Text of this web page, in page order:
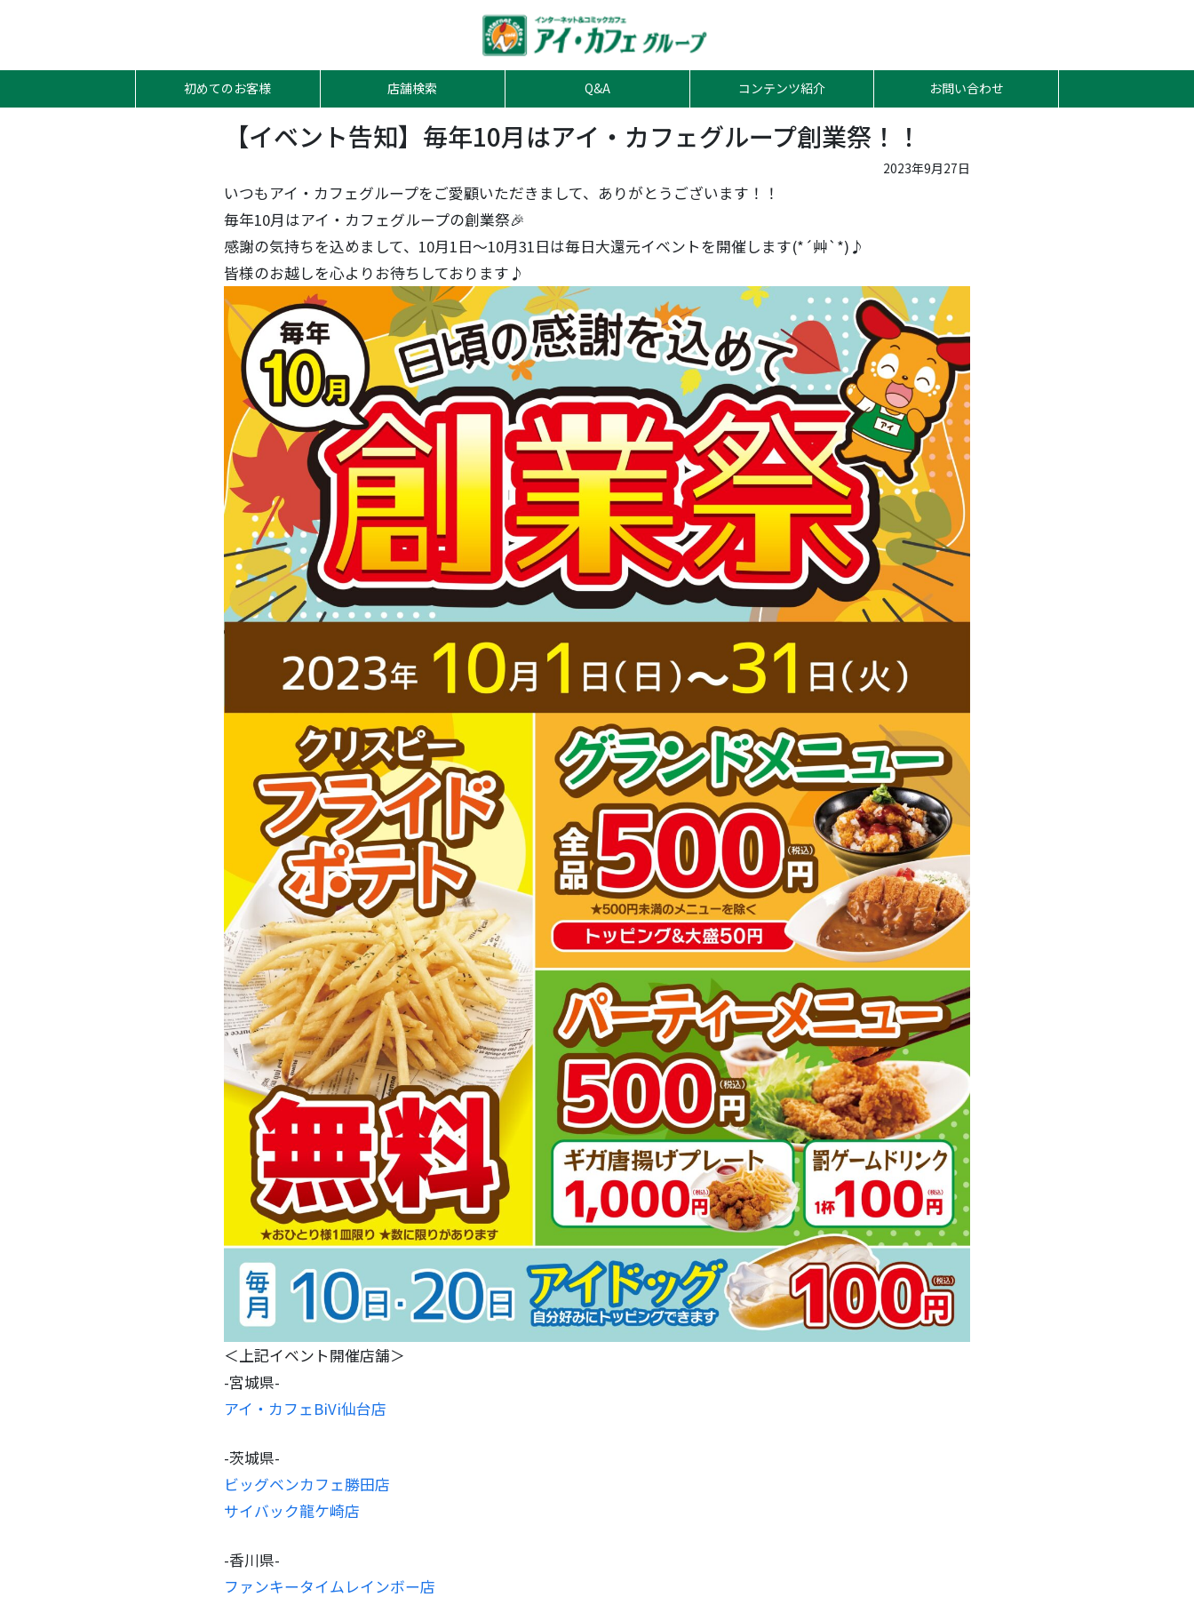
初めてのお客様 店舗検索 Q&A コンテンツ紹介 お問い合わせ
【イベント告知】毎年10月はアイ・カフェグループ創業祭！！
2023年9月27日
いつもアイ・カフェグループをご愛顧いただきまして、ありがとうございます！！
毎年10月はアイ・カフェグループの創業祭🎉
感謝の気持ちを込めまして、10月1日～10月31日は毎日大還元イベントを開催します(*´艸`*) ♪
皆様のお越しを心よりお待ちしております♪
＜上記イベント開催店舗＞
-宮城県-
アイ・カフェBiVi仙台店
-茨城県-
ビッグベンカフェ勝田店
サイバック龍ケ崎店
-香川県-
ファンキータイムレインボー店